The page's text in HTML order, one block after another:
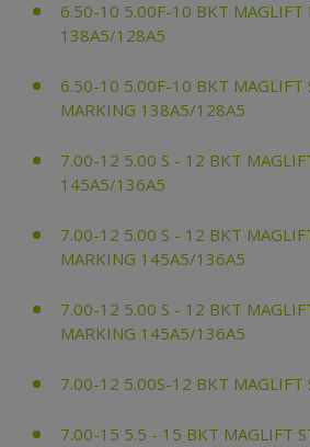
6.50-10 5.00F-10 BKT MAGLIFT
138A5/128A5
6.50-10 5.00F-10 BKT MAGLIFT
MARKING 138A5/128A5
7.00-12 5.00 S - 12 BKT
145A5/136A5
7.00-12 5.00 S - 12 BKT
MARKING 145A5/136A5
7.00-12 5.00 S - 12 BKT
MARKING 145A5/136A5
7.00-12 5.00S-12 BKT
7.00-15 5.5 - 15 BKT MAGLIFT